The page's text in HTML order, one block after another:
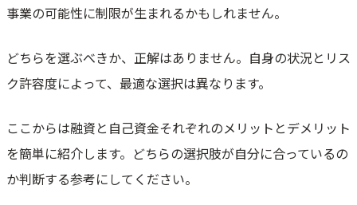
事業の可能性に制限が生まれるかもしれません。
どちらを選ぶべきか、正解はありません。自身の状況とリス
ク許容度によって、最適な選択は異なります。
ここからは融資と自己資金それぞれのメリットとデメリット
を簡単に紹介します。どちらの選択肢が自分に合っているの
か判断する参考にしてください。